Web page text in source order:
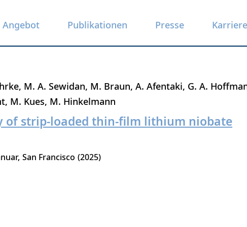
Angebot Publikationen Presse Karriere
M. A. Sewidan M. Braun A. Afentaki G. A.
M. Kues M. Hinkelmann
strip-loaded thin-film lithium niobate
San Francisco 2025